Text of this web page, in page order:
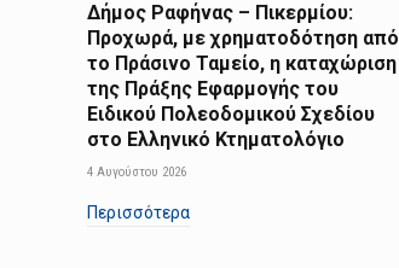
Δήμος Ραφήνας – Πικερμίου:
Προχωρά, με χρηματοδότηση από
το Πράσινο Ταμείο, η καταχώριση
της Πράξης Εφαρμογής του
Ειδικού Πολεοδομικού Σχεδίου
στο Ελληνικό Κτηματολόγιο
4 Αυγούστου 2026
Περισσότερα